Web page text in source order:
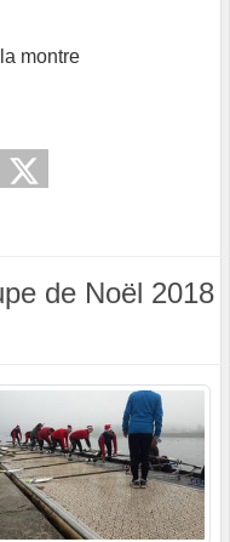
montre
de Noël 2018